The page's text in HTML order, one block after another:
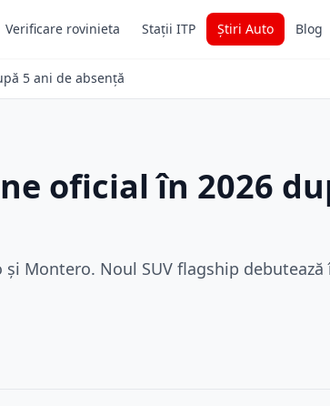
Verificare rovinieta Stații ITP Știri Auto Blog
5 ani de absență
oficial în 2026
Montero. Noul SUV flagship